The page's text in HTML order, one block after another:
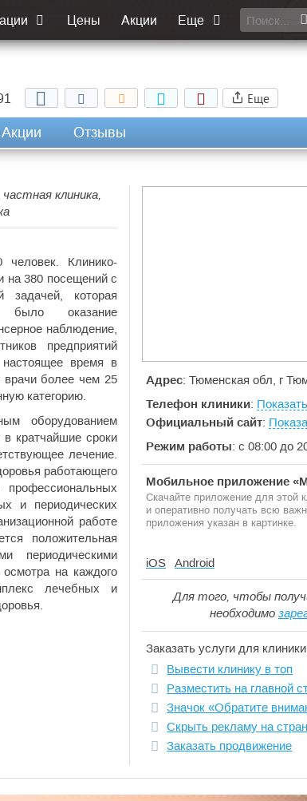
Цены Акции Еще
Еще
Акции Отзывы
Адрес: Тюменская обл, г
Телефон клиники: Показать
Официальный сайт:
Режим работы: с 08:00 до
Мобильное приложение
Скачайте приложение для этой
и оперативно получать всю
приложения указан в картинке.
iOS Android
Для того, чтобы
необходимо
Заказать услуги для
Вывести клинику в топ
Разместить на главной
Значок «Обратите
Скрыть рекламу на
Заказать продвижение
клиника,
Клинико-
на 380 посещений с
задачей, которая
было оказание
наблюдение,
предприятий
время в
врачи более чем 25
категорию.
оборудованием
кратчайшие сроки
лечение.
работающего
профессиональных
и периодических
работе
положительная
периодическими
на каждого
лечебных и